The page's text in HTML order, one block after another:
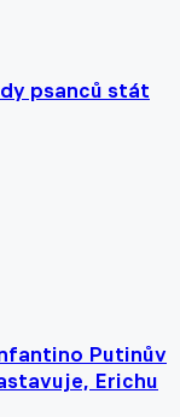
psanců stát
Putinův
Erichu